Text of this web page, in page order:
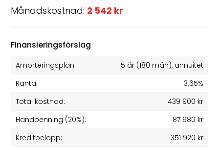
Månadskostnad: 2 542 kr
Finansieringsförslag
Amorteringsplan: 15 år(180 mån), annuitet
Ränta:
3.65%
Total kostnad:
439 900 kr
Handpenning (20%):
87 980 kr
Kreditbelopp:
351 920 kr